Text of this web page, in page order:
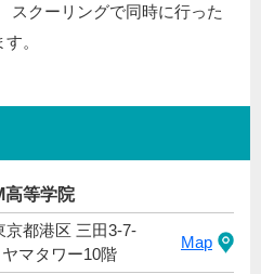
スクーリングで同時に行った
。
高等学院
京都港区 三田3-7-
マタワー10階
Map